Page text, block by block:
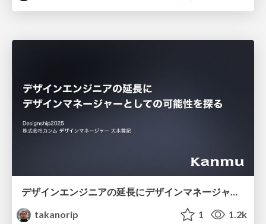
デザインエンジニアの延長にデザインマネージャーとしての可能性を探る
takanorip
1 1.2k